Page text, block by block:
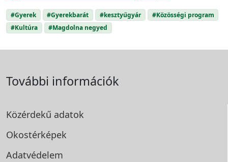
#Gyerek #Gyerekbarát #kesztyűgyár
#Közösségi program
#Kultúra
#Magdolna negyed
További információk
Közérdekű adatok
Okostérképek
Adatvédelem